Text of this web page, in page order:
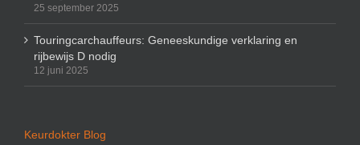
25 september 2025
Touringcarchauffeurs: Geneeskundige verklaring en
rijbewijs D nodig
12 juni 2025
Keurdokter Blog